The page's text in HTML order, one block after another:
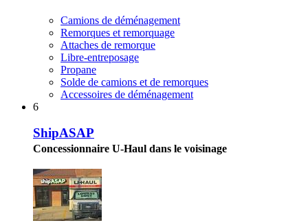
Camions de déménagement
Remorques et remorquage
Attaches de remorque
Libre-entreposage
Propane
Solde de camions et de remorques
Accessoires de déménagement
6
ShipASAP
Concessionnaire U-Haul dans le voisinage